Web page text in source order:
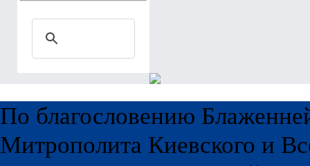
По благословению
Митрополита Киевского и